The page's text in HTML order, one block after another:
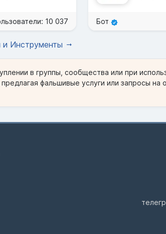
10 037 Бот
и Инструменты
в группы, сообщества или при
фальшивые услуги или запросы на